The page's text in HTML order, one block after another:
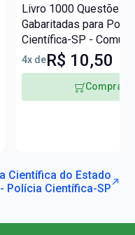
Livro 1000 Questões
Gabaritadas para
Científica-SP -
os Cargos - Nível
4x deR$ 10,50
Comprar
Científica do Estado
Polícia Científica-SP